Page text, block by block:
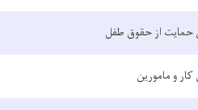
حمایت از حقوق طفل
کار و مامورین